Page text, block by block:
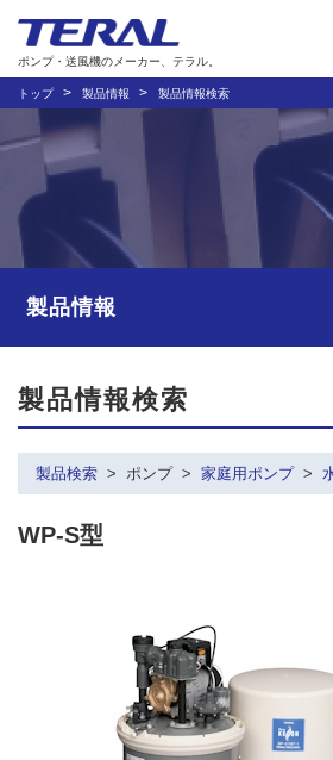
ポンプ・送風機のメーカー、テラル。
トップ 製品情報 製品情報検索
製品情報
製品情報検索
製品検索 ポンプ 家庭用ポンプ
WP-S型